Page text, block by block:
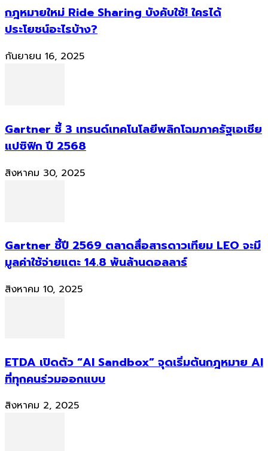
กฎหมายใหม่ Ride Sharing บังคับใช้! ใครได้
ประโยชน์อะไรบ้าง?
กันยายน 16, 2025
Gartner ชี้ 3 เทรนด์เทคโนโลยีพลิกโฉมภาครัฐเอเชีย
แปซิฟิก ปี 2568
สิงหาคม 30, 2025
Gartner ชี้ปี 2569 ตลาดสื่อสารดาวเทียม LEO จะมี
มูลค่าใช้จ่ายแตะ 14.8 พันล้านดอลลาร์
สิงหาคม 10, 2025
ETDA เปิดตัว “AI Sandbox” จุดเริ่มต้นกฎหมาย AI
ที่ทุกคนร่วมออกแบบ
สิงหาคม 2, 2025